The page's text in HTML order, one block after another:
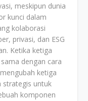
meskipun dunia
kunci dalam
kolaborasi
privasi, dan ESG
Ketika ketiga
dengan cara
ketiga
strategis untuk
komponen